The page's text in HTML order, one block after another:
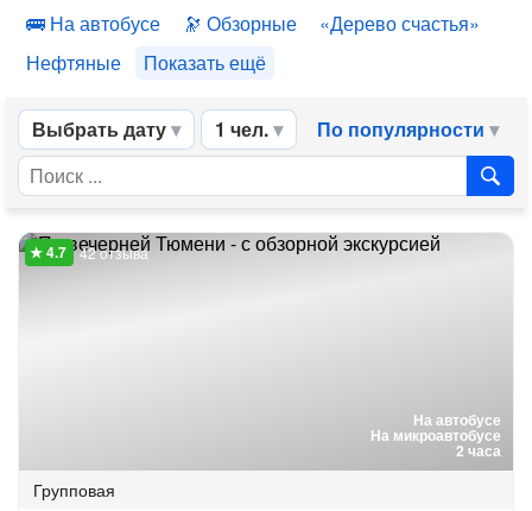
На автобусе
Обзорные
«Дерево счастья»
Нефтяные
Показать ещё
Выбрать дату 1 чел. По популярности
На автобусе
На микроавтобусе
2 часа
42 отзыва
Групповая